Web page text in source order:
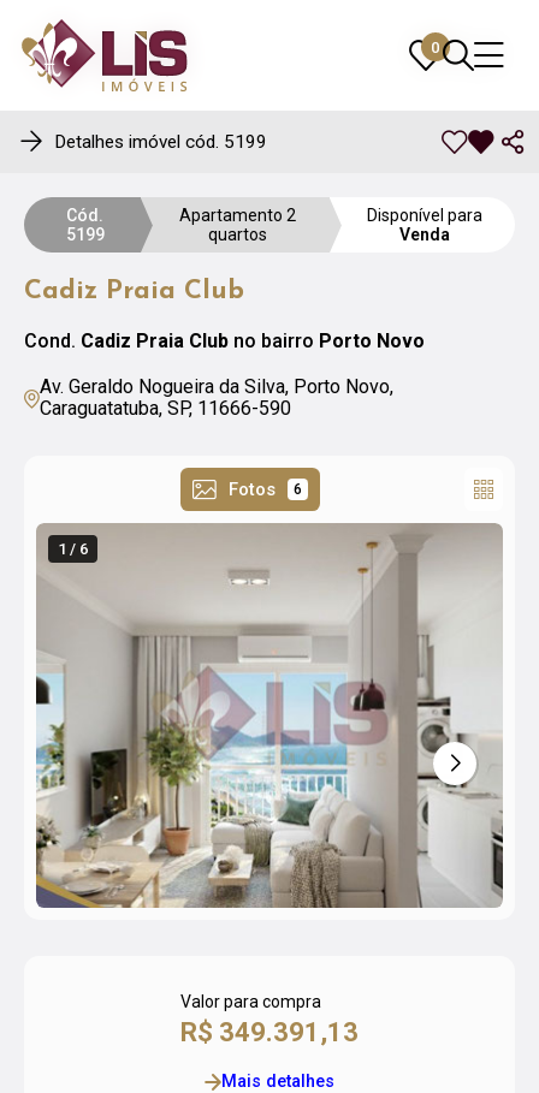
0
0
Detalhes imóvel cód. 5199
Cód.
5199
Apartamento 2
quartos
Disponível para
Venda
Cadiz Praia Club
Cond. Cadiz Praia Club no bairro Porto Novo
Av. Geraldo Nogueira da Silva, Porto Novo,
Caraguatatuba, SP, 11666-590
Fotos 6
1 / 6
Valor para compra
R$ 349.391,13
Mais detalhes